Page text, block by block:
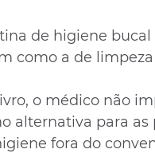
de higiene
como a de
o médico não
alternativa para
fora do